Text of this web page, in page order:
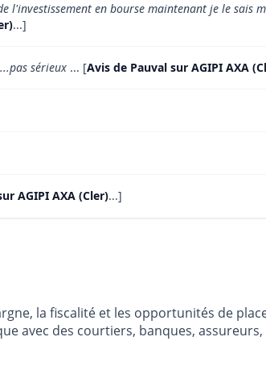
l'investissement en bourse maintenant je le sais
...]
sérieux ... [Avis de Pauval sur AGIPI AXA
AGIPI AXA (Cler)...]
la fiscalité et les opportunités de
avec des courtiers, banques, assureurs,